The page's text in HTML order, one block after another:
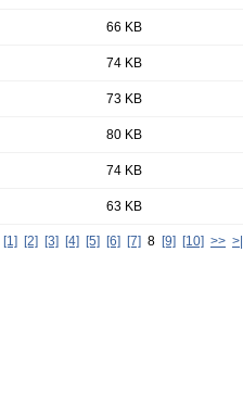
66 KB
74 KB
73 KB
80 KB
74 KB
63 KB
[1] [2] [3] [4] [5] [6] [7] 8 [9] [10] >> >|